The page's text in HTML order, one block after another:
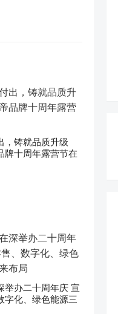
，铸就品质升级
十周年露营节在
举办二十周年庆 宣
字化、绿色能源三